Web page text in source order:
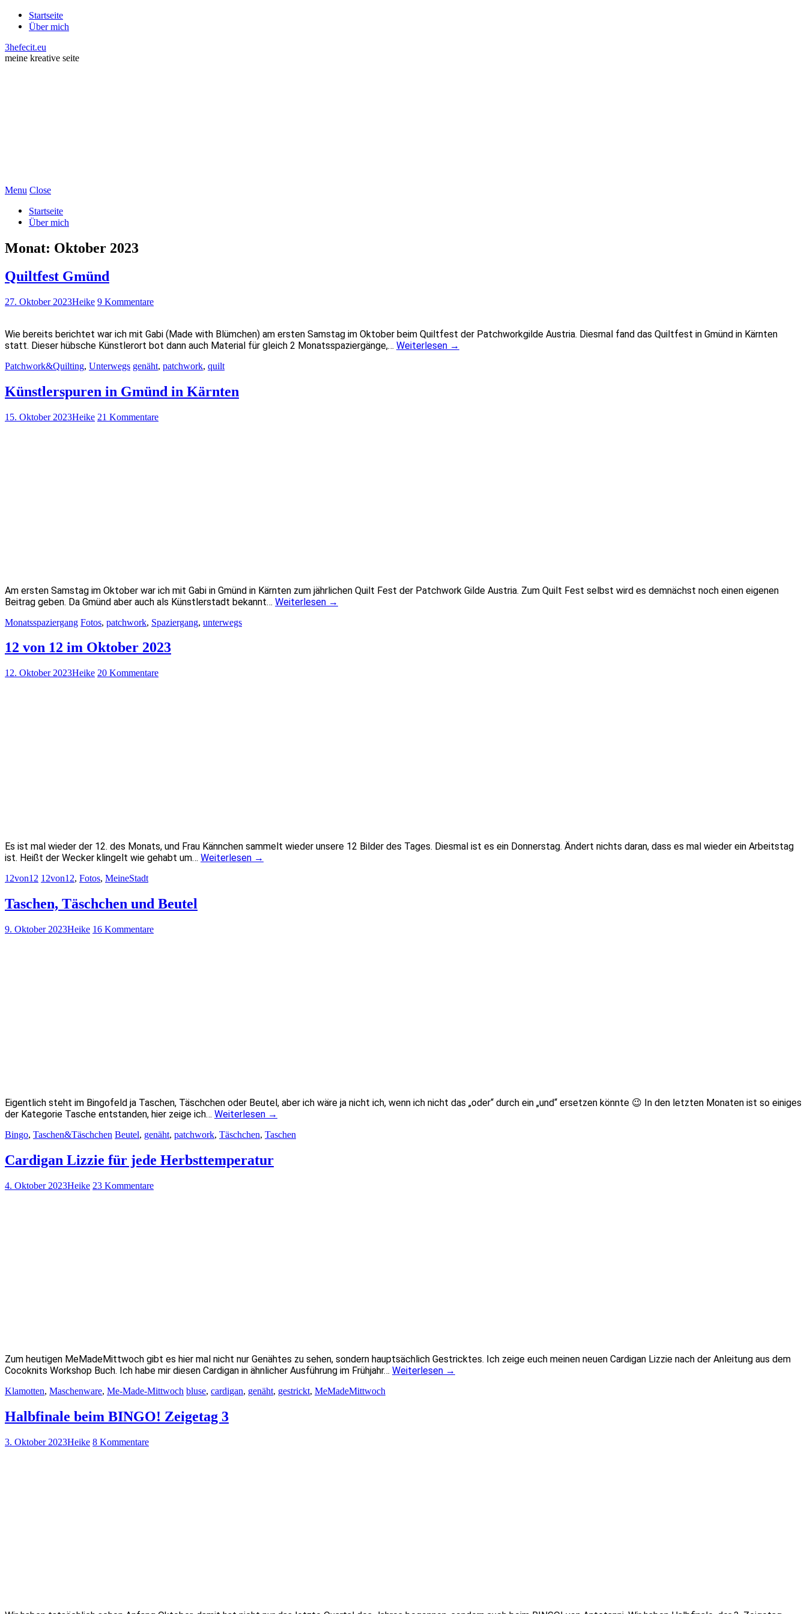
Startseite
Über mich
3hefecit.eu
meine kreative seite
Menu Close
Startseite
Über mich
Monat: Oktober 2023
Quiltfest Gmünd
27. Oktober 2023Heike 9 Kommentare
Wie bereits berichtet war ich mit Gabi (Made with Blümchen) am ersten Samstag im Oktober beim Quiltfest der Patchworkgilde Austria. Diesmal fand das Quiltfest in Gmünd in Kärnten
statt. Dieser hübsche Künstlerort bot dann auch Material für gleich 2 Monatsspaziergänge,… Weiterlesen →
Patchwork&Quilting, Unterwegs genäht, patchwork, quilt
Künstlerspuren in Gmünd in Kärnten
15. Oktober 2023Heike 21 Kommentare
Am ersten Samstag im Oktober war ich mit Gabi in Gmünd in Kärnten zum jährlichen Quilt Fest der Patchwork Gilde Austria. Zum Quilt Fest selbst wird es demnächst noch einen eigenen
Beitrag geben. Da Gmünd aber auch als Künstlerstadt bekannt… Weiterlesen →
Monatsspaziergang Fotos, patchwork, Spaziergang, unterwegs
12 von 12 im Oktober 2023
12. Oktober 2023Heike 20 Kommentare
Es ist mal wieder der 12. des Monats, und Frau Kännchen sammelt wieder unsere 12 Bilder des Tages. Diesmal ist es ein Donnerstag. Ändert nichts daran, dass es mal wieder ein Arbeitstag
ist. Heißt der Wecker klingelt wie gehabt um… Weiterlesen →
12von12 12von12, Fotos, MeineStadt
Taschen, Täschchen und Beutel
9. Oktober 2023Heike 16 Kommentare
Eigentlich steht im Bingofeld ja Taschen, Täschchen oder Beutel, aber ich wäre ja nicht ich, wenn ich nicht das „oder“ durch ein „und“ ersetzen könnte 😉 In den letzten Monaten ist so einiges
der Kategorie Tasche entstanden, hier zeige ich… Weiterlesen →
Bingo, Taschen&Täschchen Beutel, genäht, patchwork, Täschchen, Taschen
Cardigan Lizzie für jede Herbsttemperatur
4. Oktober 2023Heike 23 Kommentare
Zum heutigen MeMadeMittwoch gibt es hier mal nicht nur Genähtes zu sehen, sondern hauptsächlich Gestricktes. Ich zeige euch meinen neuen Cardigan Lizzie nach der Anleitung aus dem
Cocoknits Workshop Buch. Ich habe mir diesen Cardigan in ähnlicher Ausführung im Frühjahr… Weiterlesen →
Klamotten, Maschenware, Me-Made-Mittwoch bluse, cardigan, genäht, gestrickt, MeMadeMittwoch
Halbfinale beim BINGO! Zeigetag 3
3. Oktober 2023Heike 8 Kommentare